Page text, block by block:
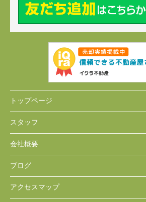
トップページ
スタッフ
会社概要
ブログ
アクセスマップ